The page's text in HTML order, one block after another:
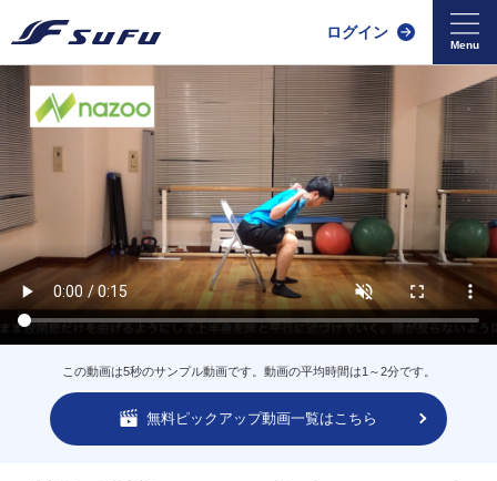
ログイン
この動画は5秒のサンプル動画です。動画の平均時間は1～2分です。
無料ピックアップ動画一覧はこちら